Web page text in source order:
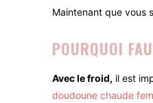
Maintenant que vous
POURQUOI
Avec le froid, il est
doudoune chaude